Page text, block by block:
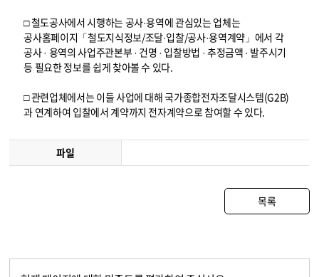
□ 철도공사에서 시행하는 공사·용역에 관심있는 업체는
공사홈페이지「철도지식정보/조달·입찰/공사·용역계약」에서 각
공사 · 용역의 사업주관본부 · 건명 · 입찰방법 · 추정금액 · 발주시기
등 필요한 정보를 쉽게 찾아볼 수 있다.
□ 관련업체에서는 이들 사업에 대해 국가종합전자조달시스템(G2B)
과 연계하여 입찰에서 계약까지 전자계약으로 참여할 수 있다.
파일
목록